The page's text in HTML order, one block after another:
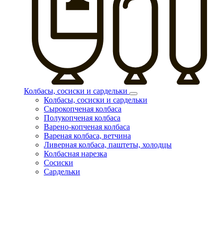
Колбасы, сосиски и сардельки
Колбасы, сосиски и сардельки
Сырокопченая колбаса
Полукопченая колбаса
Варено-копченая колбаса
Вареная колбаса, ветчина
Ливерная колбаса, паштеты, холодцы
Колбасная нарезка
Сосиски
Сардельки